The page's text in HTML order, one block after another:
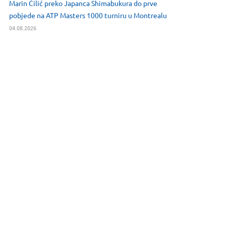
Marin Čilić preko Japanca Shimabukura do prve
pobjede na ATP Masters 1000 turniru u Montrealu
04.08.2026